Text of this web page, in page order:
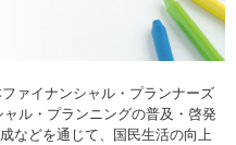
て
ァイナンシャル・プランナーズ
ル・プランニングの普及・啓発
などを通じて、国民生活の向上